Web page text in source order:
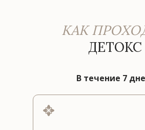
КАК
ДЕТОКС
В течение 7